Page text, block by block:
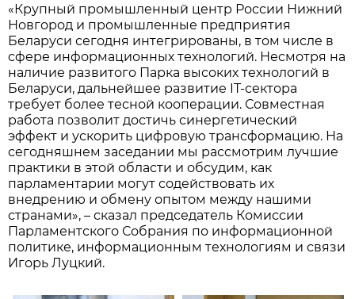
«Крупный промышленный центр России Нижний
Новгород и промышленные предприятия
Беларуси сегодня интегрированы, в том числе в
сфере информационных технологий. Несмотря на
наличие развитого Парка высоких технологий в
Беларуси, дальнейшее развитие IT-сектора
требует более тесной кооперации. Совместная
работа позволит достичь синергетический
эффект и ускорить цифровую трансформацию. На
сегодняшнем заседании мы рассмотрим лучшие
практики в этой области и обсудим, как
парламентарии могут содействовать их
внедрению и обмену опытом между нашими
странами», – сказал председатель Комиссии
Парламентского Собрания по информационной
политике, информационным технологиям и связи
Игорь Луцкий.